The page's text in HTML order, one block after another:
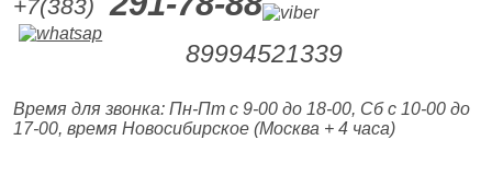
+7(383)
89994521339
Время для звонка: Пн-Пт с 9-00 до 18-00, Сб с 10-00 до
17-00, время Новосибирское (Москва + 4 часа)